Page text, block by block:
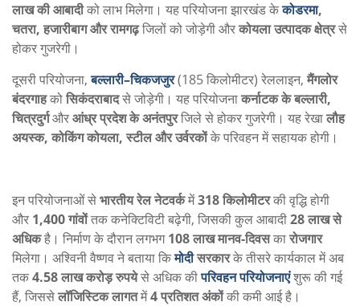
लाख की आबादीको लाभ मिलेगा। यह परियोजना झारखंड केकोडरमा,
चतरा, हजारीबाग और रामगढ़जिलों को जोड़ेगी औरकोयला उत्पादक क्षेत्रसे
होकर गुजरेगी।
दूसरी परियोजना,बल्लारी–चिकजजुर(185 किलोमीटर) रेललाइन,मैंगलोर
बंदरगाहकोसिकंदराबादसे जोड़ेगी। यह परियोजनाकर्नाटक के बल्लारी,
चित्रदुर्गऔरआंध्र प्रदेश के अनंतपुरजिले से होकर गुजरेगी। यह रेखालौह
अयस्क, कोकिंग कोयला, स्टील और उर्वरकोंके परिवहन में सहायक होगी।
इन परियोजनाओं सेभारतीय रेल नेटवर्कमें318 किलोमीटरकी वृद्धि होगी
और 1,400 गांवोंतक कनेक्टिविटी बढ़ेगी, जिसकी कुल आबादी28 लाख से
अधिकहै। निर्माण के दौरान लगभग108 लाख मानव-दिवसकारोजगार
मिलेगा। अश्विनी वैष्णव ने बताया किमोदीसरकारके तीसरे कार्यकाल में अब
तक4.58 लाख करोड़ रुपयेसे अधिक कीपरिवहन परियोजनाएंशुरू की गई
हैं, जिससेलॉजिस्टिक लागतमें4 प्रतिशत अंकोंकी कमी आई है।